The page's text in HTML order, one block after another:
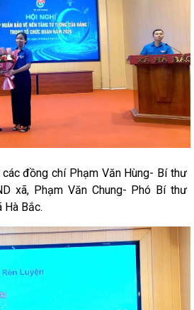
đồng chí Phạm Văn Hùng- Bí thư
xã, Phạm Văn Chung- Phó Bí thư
Bắc.